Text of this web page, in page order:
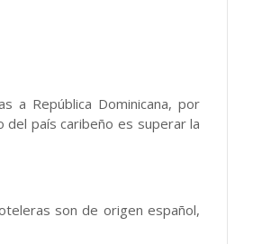
a República Dominicana, por
país caribeño es superar la
son de origen español,